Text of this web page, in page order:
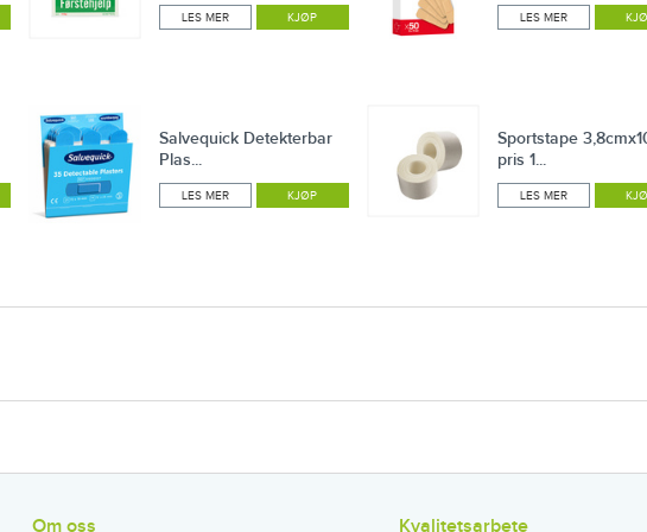
LES MER KJØP LES MER
Salvequick Detekterbar
Plas...
LES MER KJØP
Sportstape
pris 1...
LES MER
Om oss Kvalitetsarbete